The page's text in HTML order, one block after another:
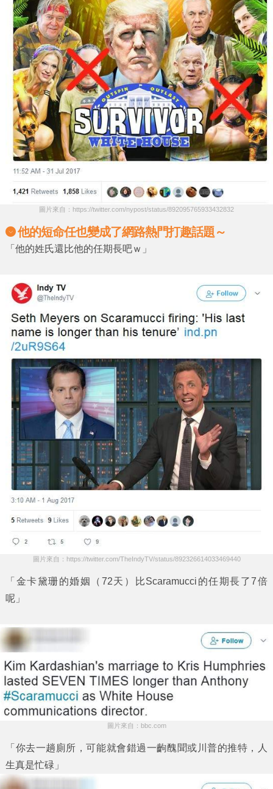
圖片來自：https://twitter.com/nypost/status/892095765933432832
他的短命任也變成了網路熱門打趣話題～
「他的姓氏還比他的任期長吧ｗ」
圖片來自：https://twitter.com/TheIndyTV/status/892326614033469440
「金卡黛珊的婚姻（72天）比Scaramucci的任期長了7倍
呢」
圖片來自：bbc.com
「你去一趟廁所，可能就會錯過一齣醜聞或川普的推特，人
生真是忙碌」